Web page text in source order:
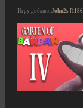
Игру добавил John2s